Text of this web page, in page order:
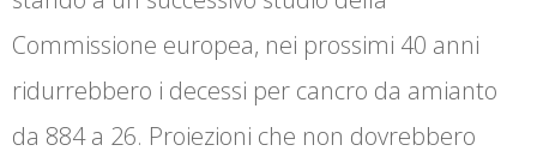
Commissione europea, nei prossimi 40 anni
ridurrebbero i decessi per cancro da amianto
da 884 a 26. Proiezioni che non dovrebbero